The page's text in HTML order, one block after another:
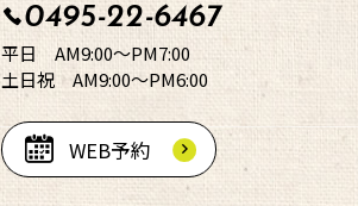
0495-22-6467
平日 AM9:00～PM7:00
土日祝 AM9:00～PM6:00
WEB予約